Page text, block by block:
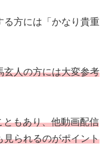
る方には「かなり貴重
玄人の方には大変参考
もあり、他動画配信
見られるのがポイント